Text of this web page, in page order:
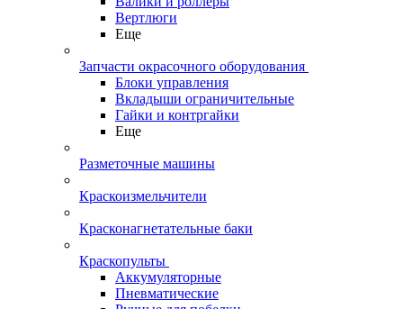
Вертлюги
Еще
Запчасти окрасочного оборудования
Блоки управления
Вкладыши ограничительные
Гайки и контргайки
Еще
Разметочные машины
Краскоизмельчители
Красконагнетательные баки
Краскопульты
Аккумуляторные
Пневматические